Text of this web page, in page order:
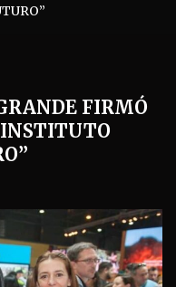
FIRMÓ
INSTITUTO